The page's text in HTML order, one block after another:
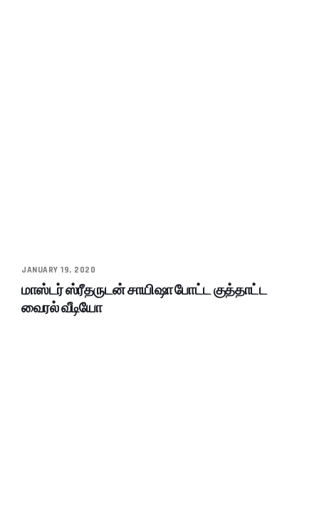
JANUARY 19, 2020
மாஸ்டர் ஸ்ரீதருடன் சாயிஷா போட்ட குத்தாட்ட
வைரல் வீடியோ